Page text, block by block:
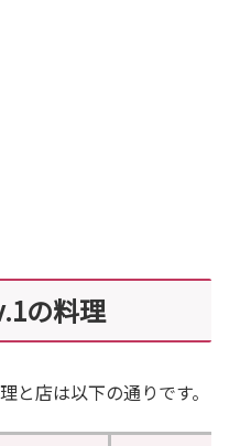
の料理
と店は以下の通りです。